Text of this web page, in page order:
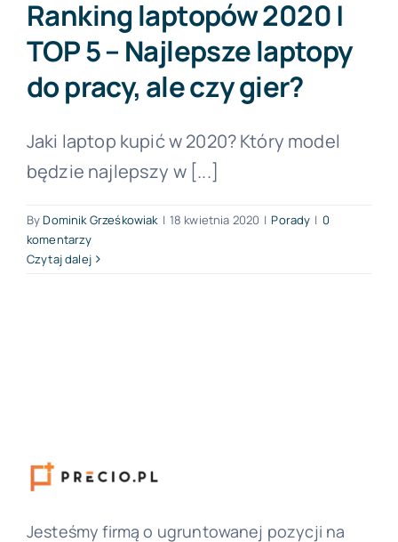
Forum PŚK
Kontakt
Ranking laptopów 2020 |
TOP 5 – Najlepsze laptopy
do pracy, ale czy gier?
Jaki laptop kupić w 2020? Który model
będzie najlepszy w [...]
ByDominik Grześkowiak | 18 kwietnia 2020 | Porady | 0
komentarzy
Czytaj dalej
Jesteśmy firmą o ugruntowanej pozycji na